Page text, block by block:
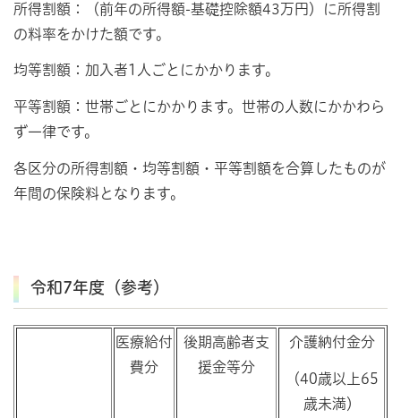
所得割額：（前年の所得額-基礎控除額43万円）に所得割
の料率をかけた額です。
均等割額：加入者1人ごとにかかります。
平等割額：世帯ごとにかかります。世帯の人数にかかわら
ず一律です。
各区分の所得割額・均等割額・平等割額を合算したものが
年間の保険料となります。
令和7年度（参考）
医療給付
費分
後期高齢者支
援金等分
介護納付金分
（40歳以上65
歳未満）